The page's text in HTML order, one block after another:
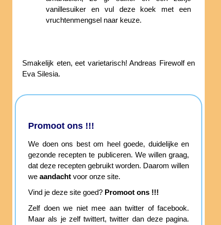
vanillesuiker en vul deze koek met een
vruchtenmengsel naar keuze.
Smakelijk eten, eet varietarisch! Andreas Firewolf en
Eva Silesia.
Promoot ons !!!
We doen ons best om heel goede, duidelijke en
gezonde recepten te publiceren. We willen graag,
dat deze recepten gebruikt worden. Daarom willen
we aandacht voor onze site.
Vind je deze site goed? Promoot ons !!!
Zelf doen we niet mee aan twitter of facebook.
Maar als je zelf twittert, twitter dan deze pagina.